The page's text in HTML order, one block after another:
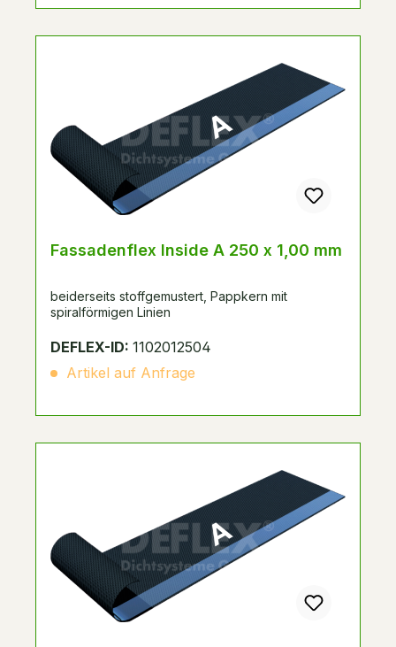
Fassadenflex Inside A 250 x 1,00 mm
beiderseits stoffgemustert, Pappkern mit
spiralförmigen Linien
DEFLEX-ID: 1102012504
Artikel auf Anfrage